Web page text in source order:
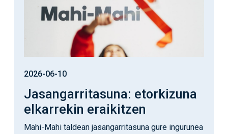
2026-06-10
Jasangarritasuna: etorkizuna
elkarrekin eraikitzen
Mahi-Mahi taldean jasangarritasuna gure ingurunea